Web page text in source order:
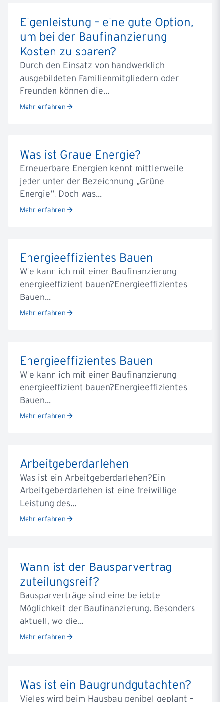
Eigenleistung – eine gute Option,
um bei der Baufinanzierung
Kosten zu sparen?
Durch den Einsatz von handwerklich
ausgebildeten Familienmitgliedern oder
Freunden können die...
Mehr erfahren
Was ist Graue Energie?
Erneuerbare Energien kennt mittlerweile
jeder unter der Bezeichnung „Grüne
Energie“. Doch was...
Mehr erfahren
Energieeffizientes Bauen
Wie kann ich mit einer Baufi­nan­zierung
energie­ef­fi­zient bauen?Energieeffizientes
Bauen...
Mehr erfahren
Energieeffizientes Bauen
Wie kann ich mit einer Baufi­nan­zierung
energie­ef­fi­zient bauen?Energieeffizientes
Bauen...
Mehr erfahren
Arbeitgeberdarlehen
Was ist ein Arbeitgeberdarlehen?Ein
Arbeitgeberdarlehen ist eine freiwillige
Leistung des...
Mehr erfahren
Wann ist der Bausparvertrag
zuteilungsreif?
Bausparverträge sind eine beliebte
Möglichkeit der Baufinanzierung. Besonders
aktuell, wo die...
Mehr erfahren
Was ist ein Baugrundgutachten?
Vieles wird beim Hausbau penibel geplant –